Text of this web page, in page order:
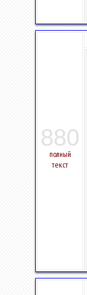
880
полный
текст